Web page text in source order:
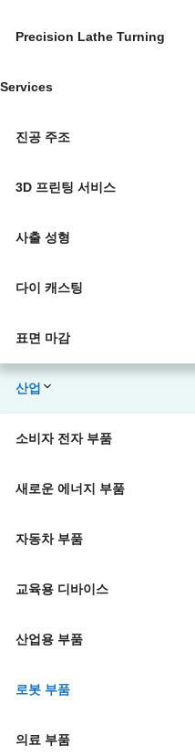
Precision Lathe Turning
Services
진공 주조
3D 프린팅 서비스
사출 성형
다이 캐스팅
표면 마감
산업
소비자 전자 부품
새로운 에너지 부품
자동차 부품
교육용 디바이스
산업용 부품
로봇 부품
의료 부품